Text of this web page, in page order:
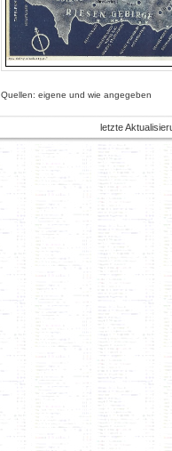
Quellen: eigene und wie angegeben
letzte